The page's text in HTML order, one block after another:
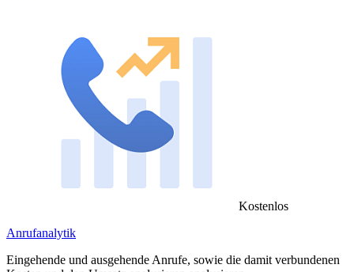
Kostenlos
Anrufanalytik
Eingehende und ausgehende Anrufe, sowie die damit verbundenen